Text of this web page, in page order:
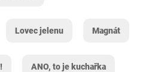
Lovec jelenu Magnát
ANO, to je kuchařka